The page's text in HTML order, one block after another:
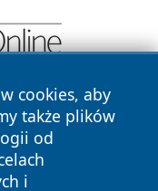
cookies, aby
także plików
od
i